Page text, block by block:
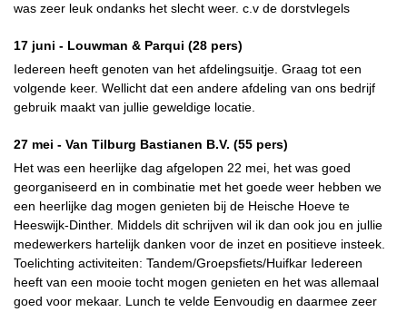
was zeer leuk ondanks het slecht weer. c.v de dorstvlegels
17 juni - Louwman & Parqui (28 pers)
Iedereen heeft genoten van het afdelingsuitje. Graag tot een
volgende keer. Wellicht dat een andere afdeling van ons bedrijf
gebruik maakt van jullie geweldige locatie.
27 mei - Van Tilburg Bastianen B.V. (55 pers)
Het was een heerlijke dag afgelopen 22 mei, het was goed
georganiseerd en in combinatie met het goede weer hebben we
een heerlijke dag mogen genieten bij de Heische Hoeve te
Heeswijk-Dinther. Middels dit schrijven wil ik dan ook jou en jullie
medewerkers hartelijk danken voor de inzet en positieve insteek.
Toelichting activiteiten: Tandem/Groepsfiets/Huifkar Iedereen
heeft van een mooie tocht mogen genieten en het was allemaal
goed voor mekaar. Lunch te velde Eenvoudig en daarmee zeer